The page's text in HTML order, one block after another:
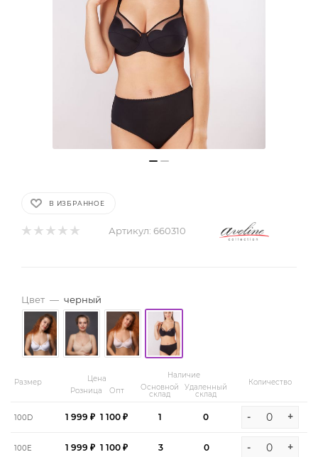
В ИЗБРАННОЕ
Артикул: 660310
Цвет — черный
Размер
Цена
Розница
Опт
Наличие
Основной
склад
Удаленный
склад
Количество
100D 1 999 ₽ 1 100 ₽ 1 0 - +
100E 1 999 ₽ 1 100 ₽ 3 0 - +